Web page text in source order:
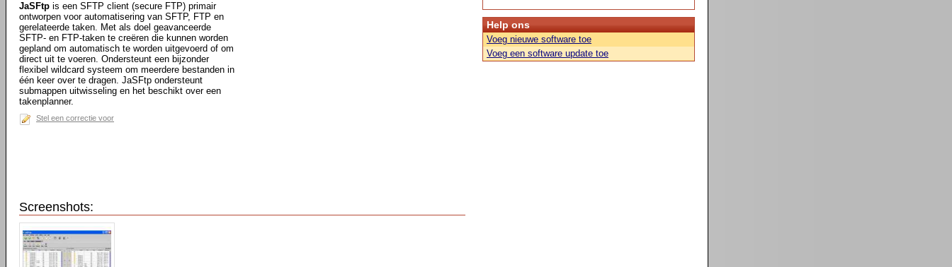
JaSFtp is een SFTP client (secure FTP) primair
ontworpen voor automatisering van SFTP, FTP en
gerelateerde taken. Met als doel geavanceerde
SFTP- en FTP-taken te creëren die kunnen worden
gepland om automatisch te worden uitgevoerd of om
direct uit te voeren. Ondersteunt een bijzonder
flexibel wildcard systeem om meerdere bestanden in
één keer over te dragen. JaSFtp ondersteunt
submappen uitwisseling en het beschikt over een
takenplanner.
Stel een correctie voor
Screenshots:
Help ons
Voeg nieuwe software toe
Voeg een software update toe